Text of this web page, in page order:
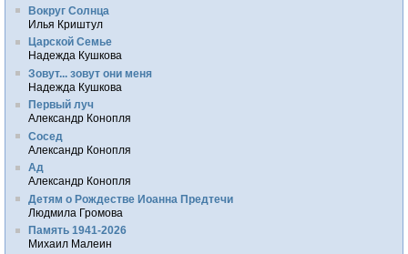
Вокруг Солнца
Илья Криштул
Царской Семье
Надежда Кушкова
Зовут... зовут они меня
Надежда Кушкова
Первый луч
Александр Конопля
Сосед
Александр Конопля
Ад
Александр Конопля
Детям о Рождестве Иоанна Предтечи
Людмила Громова
Память 1941-2026
Михаил Малеин